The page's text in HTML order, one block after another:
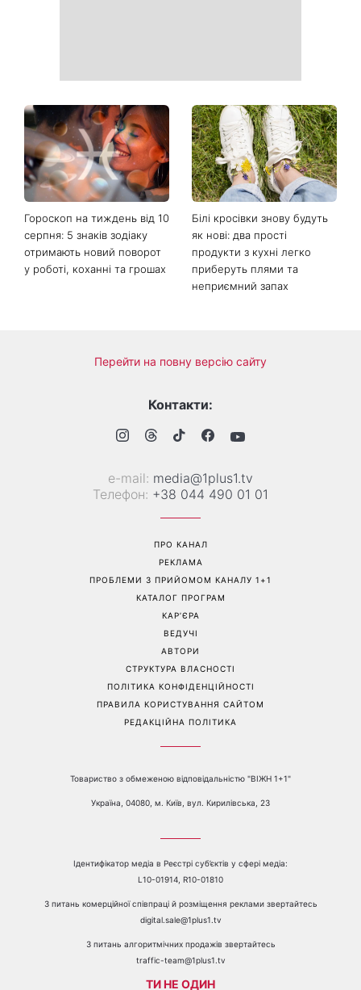
Гороскоп на тиждень від 10
серпня: 5 знаків зодіаку
отримають новий поворот
у роботі, коханні та грошах
Білі кросівки знову будуть
як нові: два прості
продукти з кухні легко
приберуть плями та
неприємний запах
Перейти на повну версію сайту
Контакти:
е-mail: media@1plus1.tv
Телефон: +38 044 490 01 01
ПРО КАНАЛ
РЕКЛАМА
ПРОБЛЕМИ З ПРИЙОМОМ КАНАЛУ 1+1
КАТАЛОГ ПРОГРАМ
КАР’ЄРА
ВЕДУЧІ
АВТОРИ
СТРУКТУРА ВЛАСНОСТІ
ПОЛІТИКА КОНФІДЕНЦІЙНОСТІ
ПРАВИЛА КОРИСТУВАННЯ САЙТОМ
РЕДАКЦІЙНА ПОЛІТИКА
Товариство з обмеженою відповідальністю "ВІЖН 1+1"
Україна, 04080, м. Київ, вул. Кирилівська, 23
Ідентифікатор медіа в Реєстрі суб’єктів у сфері медіа:
L10-01914, R10-01810
З питань комерційної співпраці й розміщення реклами звертайтесь
digital.sale@1plus1.tv
З питань алгоритмічних продажів звертайтесь
traffic-team@1plus1.tv
ТИ НЕ ОДИН